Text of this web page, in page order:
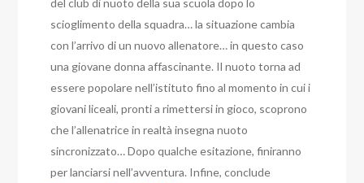
del club di nuoto della sua scuola dopo lo
scioglimento della squadra… la situazione cambia
con l’arrivo di un nuovo allenatore… in questo caso
una giovane donna affascinante. Il nuoto torna ad
essere popolare nell’istituto fino al momento in cui i
giovani liceali, pronti a rimettersi in gioco, scoprono
che l’allenatrice in realtà insegna nuoto
sincronizzato… Dopo qualche esitazione, finiranno
per lanciarsi nell’avventura. Infine, conclude